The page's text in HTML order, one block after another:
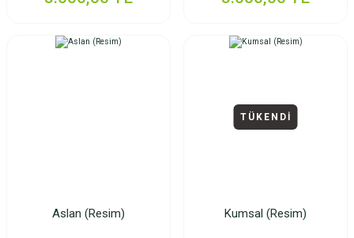
Aslan (Resim)
TÜKENDİ
Kumsal (Resim)